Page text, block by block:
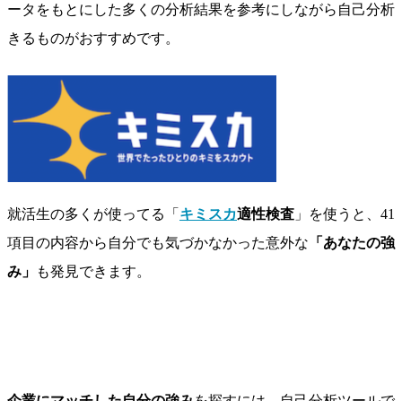
ータをもとにした多くの分析結果を参考にしながら自己分析
きるものがおすすめです。
就活生の多くが使ってる「 キミスカ適性検査 」を使うと、41
項目の内容から自分でも気づかなかった意外な 「あなたの強
み」
も発見できます。